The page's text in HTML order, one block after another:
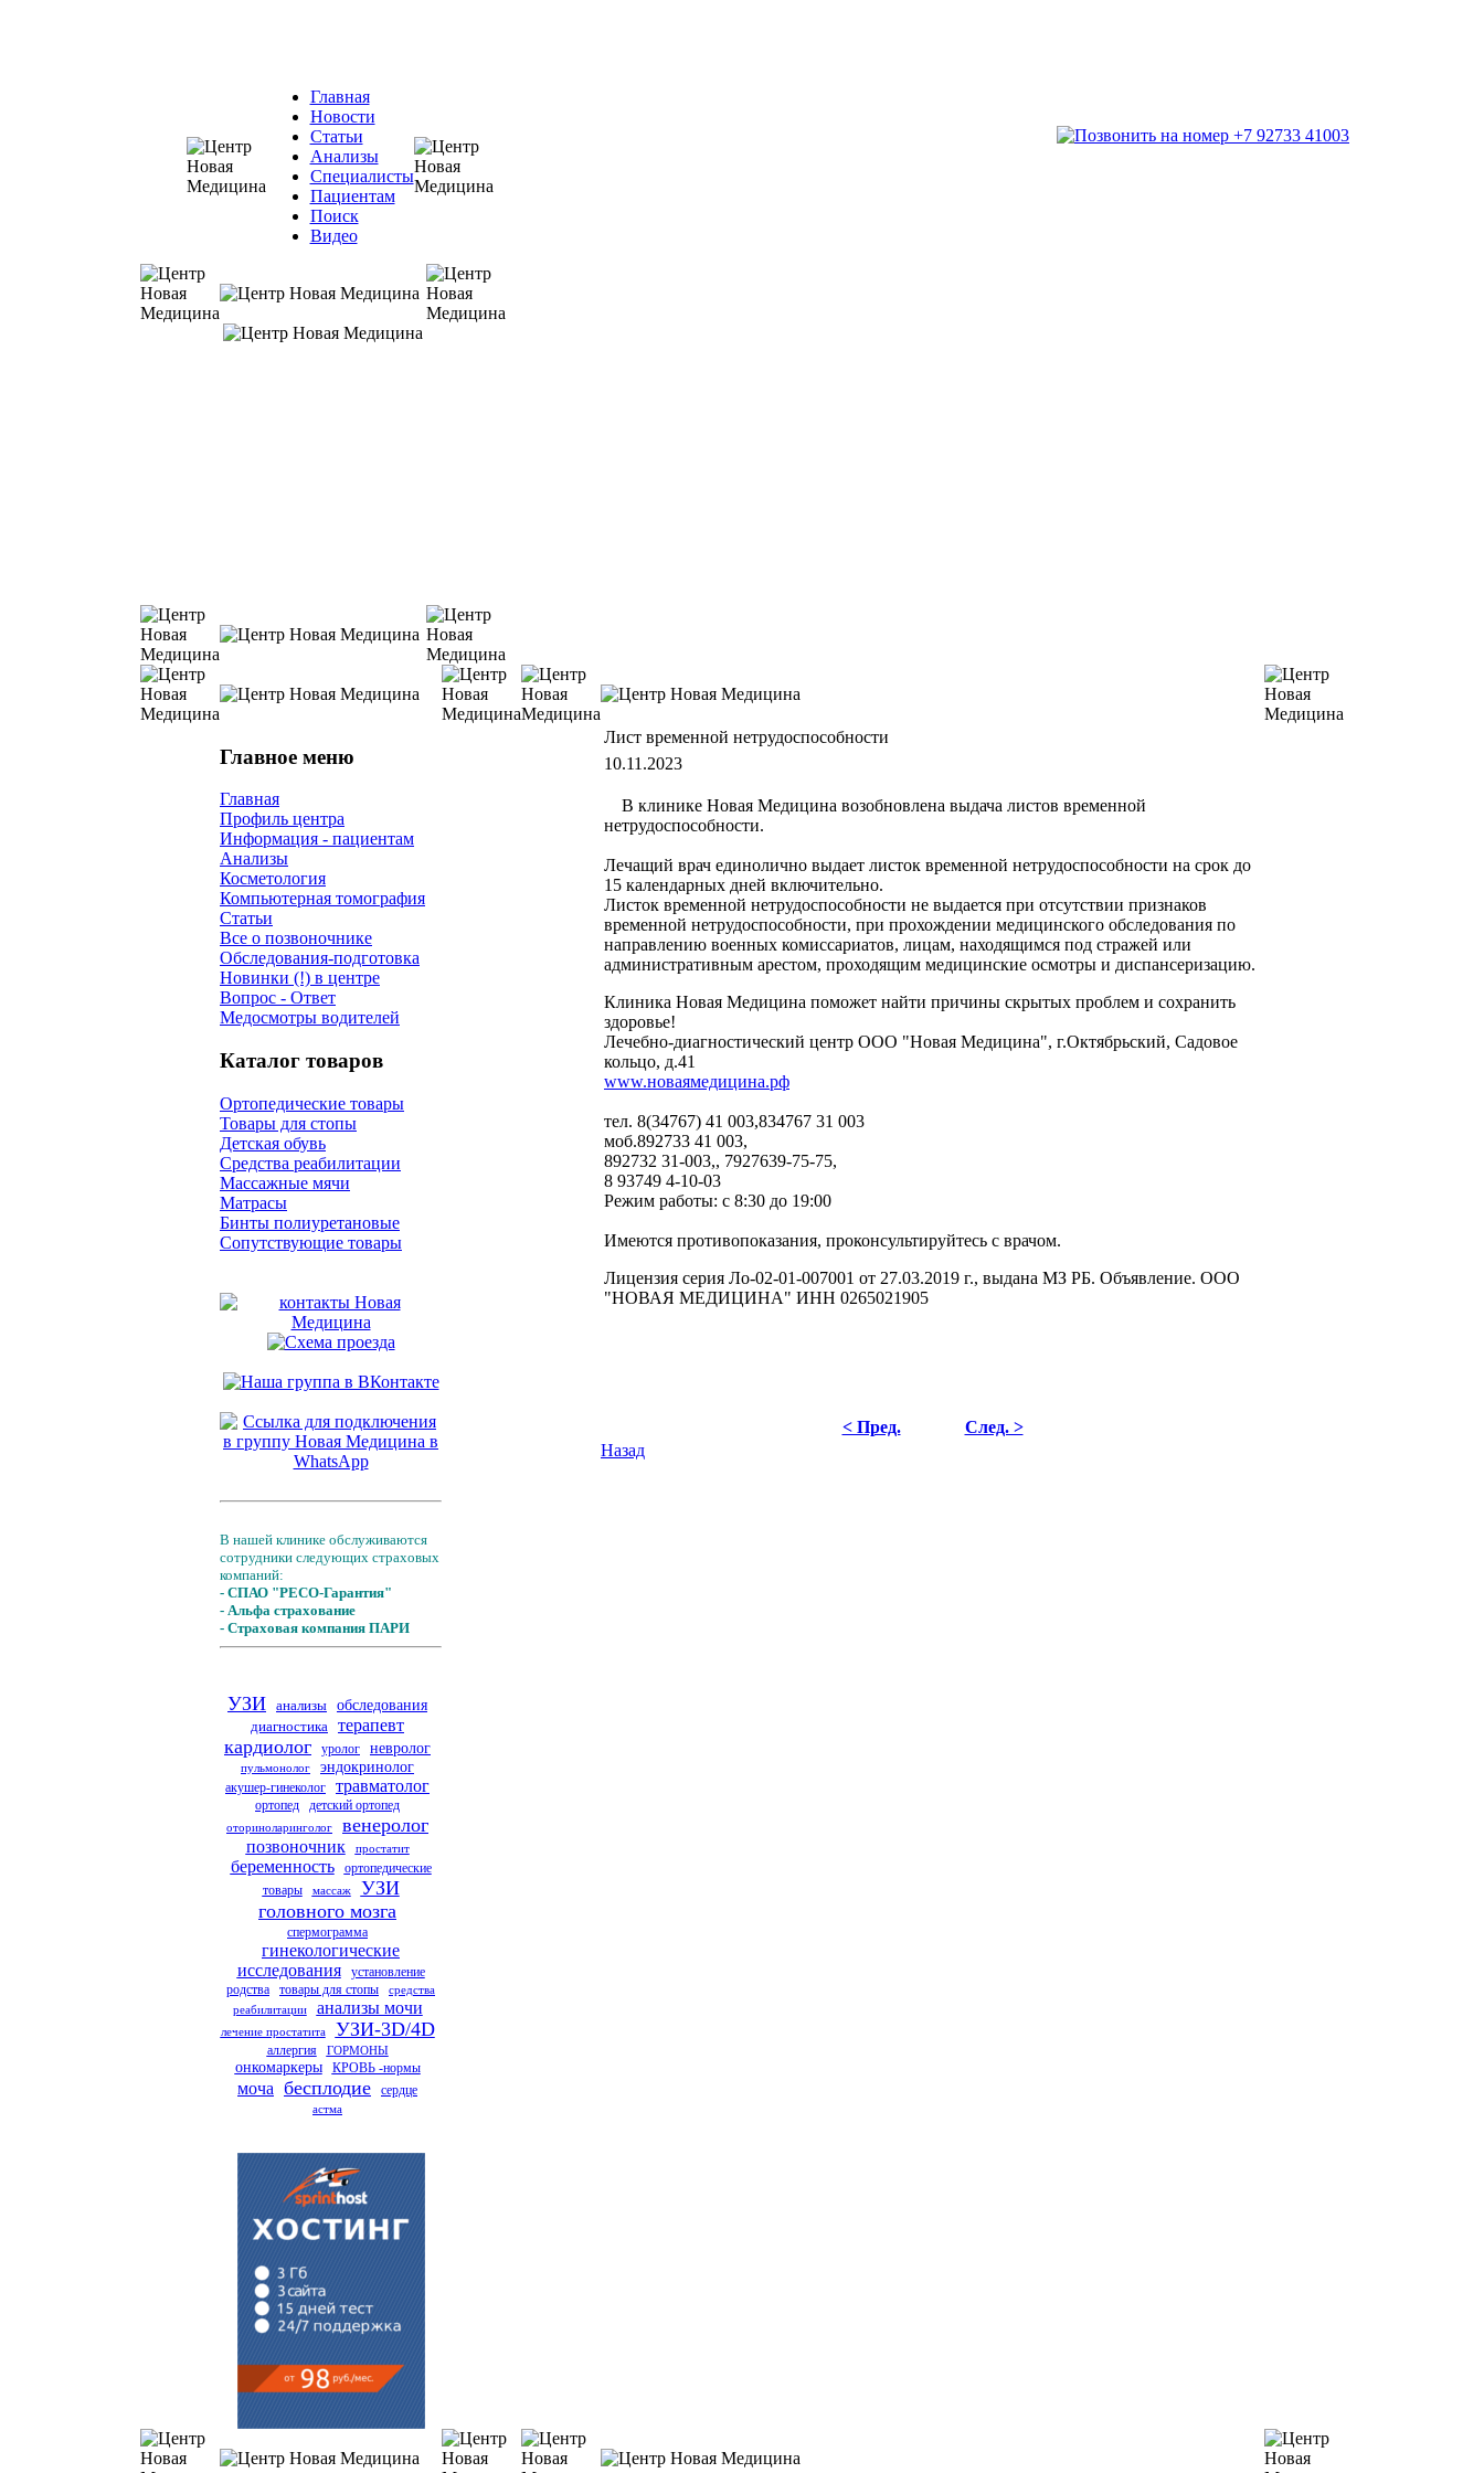
Главная
Новости
Статьи
Анализы
Специалисты
Пациентам
Поиск
Видео
Главное меню
Главная
Профиль центра
Информация - пациентам
Анализы
Косметология
Компьютерная томография
Статьи
Все о позвоночнике
Обследования-подготовка
Новинки (!) в центре
Вопрос - Ответ
Медосмотры водителей
Каталог товаров
Ортопедические товары
Товары для стопы
Детская обувь
Средства реабилитации
Массажные мячи
Матрасы
Бинты полиуретановые
Сопутствующие товары
В нашей клинике обслуживаются
сотрудники следующих страховых
компаний:
- СПАО "РЕСО-Гарантия"
- Альфа страхование
- Страховая компания ПАРИ
УЗИ анализы обследования
диагностика
терапевт
кардиолог уролог невролог
пульмонолог эндокринолог
акушер-гинеколог травматолог
ортопед детский ортопед
оториноларинголог венеролог
позвоночник простатит
беременность
ортопедические
товары
массаж
УЗИ
головного мозга
спермограмма
гинекологические
исследования
установление
родства
товары для стопы
средства
реабилитации
анализы мочи
лечение простатита УЗИ-3D/4D
аллергия ГОРМОНЫ
онкомаркеры КРОВЬ -нормы
моча бесплодие сердце
астма
Лист временной нетрудоспособности
10.11.2023
В клинике Новая Медицина возобновлена выдача листов временной
нетрудоспособности.
Лечащий врач единолично выдает листок временной нетрудоспособности на срок до
15 календарных дней включительно.
Листок временной нетрудоспособности не выдается при отсутствии признаков
временной нетрудоспособности, при прохождении медицинского обследования по
направлению военных комиссариатов, лицам, находящимся под стражей или
административным арестом, проходящим медицинские осмотры и диспансеризацию.
Клиника Новая Медицина поможет найти причины скрытых проблем и сохранить
здоровье!
Лечебно-диагностический центр ООО "Новая Медицина", г.Октябрьский, Садовое
кольцо, д.41
www.новаямедицина.рф
тел. 8(34767) 41 003,834767 31 003
моб.892733 41 003,
892732 31-003,, 7927639-75-75,
8 93749 4-10-03
Режим работы: с 8:30 до 19:00
Имеются противопоказания, проконсультируйтесь с врачом.
Лицензия серия Ло-02-01-007001 от 27.03.2019 г., выдана МЗ РБ. Объявление. ООО
"НОВАЯ МЕДИЦИНА" ИНН 0265021905
< Пред.
След. >
Назад